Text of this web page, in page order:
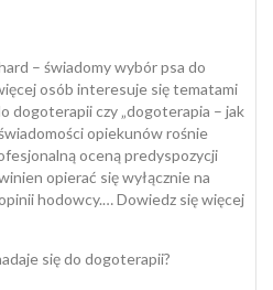
– świadomy wybór psa do
osób interesuje się tematami
dogoterapii czy „dogoterapia – jak
opiekunów rośnie
oceną predyspozycji
opierać się wyłącznie na
hodowcy.…Dowiedz się więcej:
się do dogoterapii?